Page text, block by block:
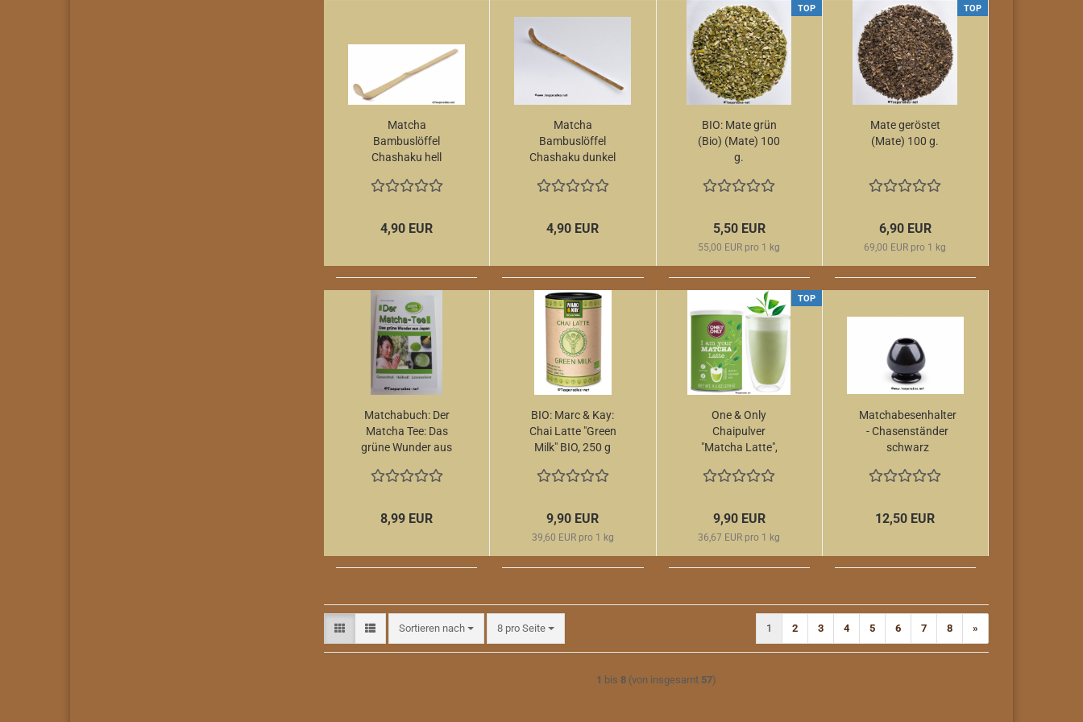
Matcha
Bambuslöffel
Chashaku hell
4,90 EUR
Matcha
Bambuslöffel
Chashaku dunkel
4,90 EUR
TOP
BIO: Mate grün
(Bio) (Mate) 100
g.
5,50 EUR
55,00 EUR pro 1 kg
TOP
Mate geröstet
(Mate) 100 g.
6,90 EUR
69,00 EUR pro 1 kg
Matchabuch: Der
Matcha Tee: Das
grüne Wunder aus
8,99 EUR
BIO: Marc & Kay:
Chai Latte "Green
Milk" BIO, 250 g
9,90 EUR
39,60 EUR pro 1 kg
TOP
One & Only
Chaipulver
"Matcha Latte",
vegan -
9,90 EUR
36,67 EUR pro 1 kg
Matchabesenhalter
- Chasenständer
schwarz
12,50 EUR
Sortieren nach
Sortieren nach 8 pro Seite
pro Seite 1 2 3 4 5 6 7 8 »
1 bis 8 (von insgesamt 57)